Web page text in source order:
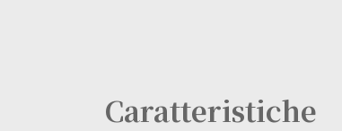
Caratteristiche